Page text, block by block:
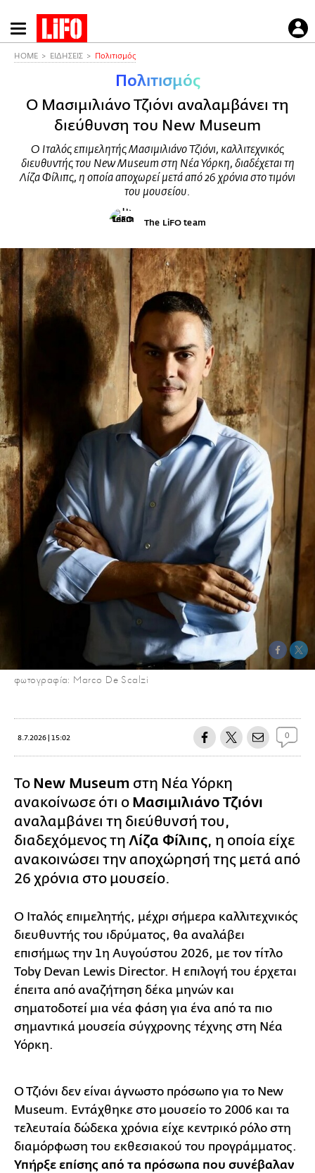
Παράκαμψη
προς
HOME ΕΙΔΗΣΕΙΣ Πολιτισμός
Πολιτισμός
Ο Μασιμιλιάνο Τζιόνι αναλαμβάνει τη
διεύθυνση του New Museum
Ο Ιταλός επιμελητής Μασιμιλιάνο Τζιόνι, καλλιτεχνικός
διευθυντής του New Museum στη Νέα Υόρκη, διαδέχεται τη
Λίζα Φίλιπς, η οποία αποχωρεί μετά από 26 χρόνια στο τιμόνι
του μουσείου.
The LiFO team
φωτογραφία: Marco De Scalzi
8.7.2026 | 15:02 0
Το New Museum στη Νέα Υόρκη
ανακοίνωσε ότι ο Μασιμιλιάνο Τζιόνι
αναλαμβάνει τη διεύθυνσή του,
διαδεχόμενος τη Λίζα Φίλιπς, η οποία είχε
ανακοινώσει την αποχώρησή της μετά από
26 χρόνια στο μουσείο.
Ο Ιταλός επιμελητής, μέχρι σήμερα καλλιτεχνικός
διευθυντής του ιδρύματος, θα αναλάβει
επισήμως την 1η Αυγούστου 2026, με τον τίτλο
Toby Devan Lewis Director. Η επιλογή του έρχεται
έπειτα από αναζήτηση δέκα μηνών και
σηματοδοτεί μια νέα φάση για ένα από τα πιο
σημαντικά μουσεία σύγχρονης τέχνης στη Νέα
Υόρκη.
Ο Τζιόνι δεν είναι άγνωστο πρόσωπο για το New
Museum. Εντάχθηκε στο μουσείο το 2006 και τα
τελευταία δώδεκα χρόνια είχε κεντρικό ρόλο στη
διαμόρφωση του εκθεσιακού του προγράμματος.
Υπήρξε επίσης από τα πρόσωπα που συνέβαλαν